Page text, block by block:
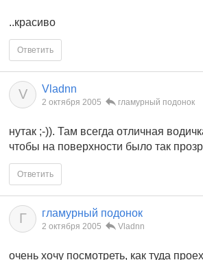
..красиво
Ответить
V Vladnn
2 октября 2005 гламурный подонок
нутак ;-)). Там всегда отличная
чтобы на поверхности было так
Ответить
Г гламурный подонок
2 октября 2005 Vladnn
очень хочу посмотреть, как туда